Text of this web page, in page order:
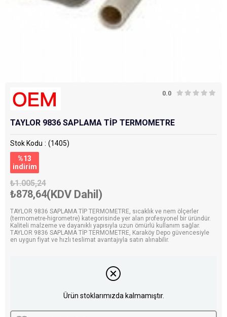
0.0
TAYLOR 9836 SAPLAMA TİP TERMOMETRE
Stok Kodu
(1405)
%13
i̇ndirim
₺1.005,24
₺878,64(KDV Dahil)
TAYLOR 9836 SAPLAMA TİP TERMOMETRE, sıcaklık ve nem ölçerler
(termometre-higrometre) kategorisinde yer alan profesyonel bir üründür.
Kaliteli malzeme ve dayanıklı yapısıyla uzun ömürlü kullanım sağlar.
TAYLOR 9836 SAPLAMA TİP TERMOMETRE, Karaköy Depo güvencesiyle
en uygun fiyat ve hızlı teslimat avantajıyla satın alınabilir.
Ürün stoklarımızda kalmamıştır.